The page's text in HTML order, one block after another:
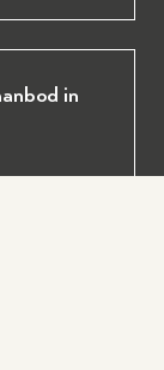
in